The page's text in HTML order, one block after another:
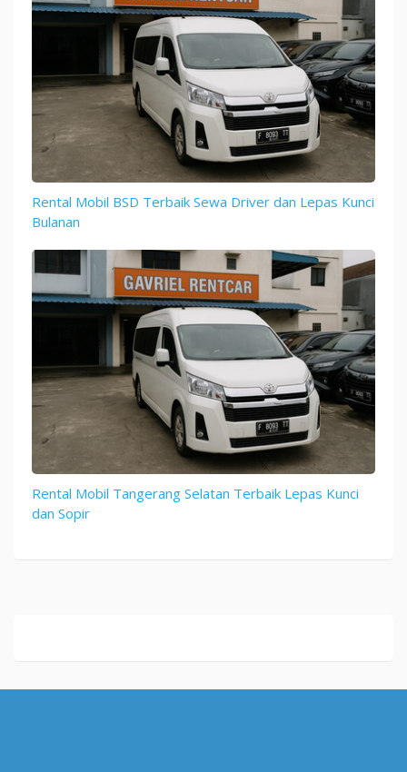
Rental Mobil BSD Terbaik Sewa Driver dan Lepas Kunci
Bulanan
Rental Mobil Tangerang Selatan Terbaik Lepas Kunci
dan Sopir